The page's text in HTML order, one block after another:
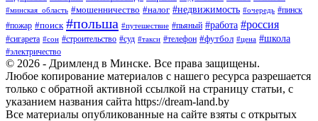
#минская_область #мошенничество #налог #недвижимость #очередь #пинск
#пожар #поиск #польша #путешествие #пьяный #работа #россия
#сигарета #сон #строительство #суд #такси #телефон #футбол #цена #школа
#электричество
© 2026 - Дримленд в Минске. Все права защищены.
Любое копирование материалов с нашего ресурса разрешается
только с обратной активной ссылкой на страницу статьи, с
указанием названия сайта https://dream-land.by
Все материалы опубликованные на сайте взяты с открытых